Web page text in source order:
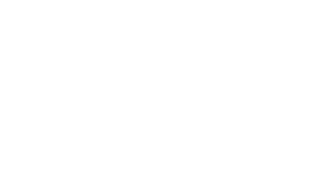
MHB